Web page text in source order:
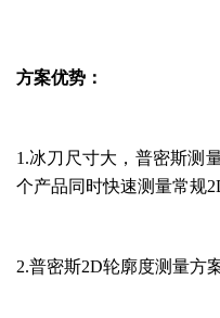
方案优势：
1.冰刀尺寸大，普密斯测
个产品同时快速测量常规
2.普密斯2D轮廓度测量方